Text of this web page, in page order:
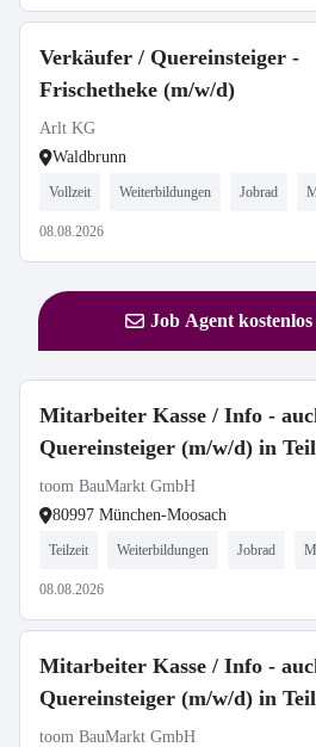
Verkäufer / Quereinsteiger -
Frischetheke (m/w/d)
Arlt KG
Waldbrunn
Vollzeit Weiterbildungen Jobrad
08.08.2026
Job Agent
Mitarbeiter Kasse / Info -
Quereinsteiger (m/w/d) in
toom BauMarkt GmbH
80997 München-Moosach
Teilzeit Weiterbildungen Jobrad
08.08.2026
Mitarbeiter Kasse / Info -
Quereinsteiger (m/w/d) in
toom BauMarkt GmbH